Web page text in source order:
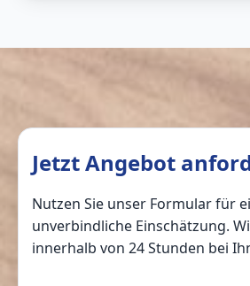
Jetzt Angebot
Nutzen Sie unser Formular für
unverbindliche Einschätzung.
innerhalb von 24 Stunden bei